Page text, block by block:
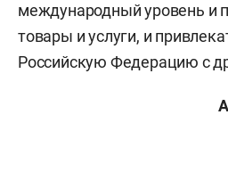
международный уровень и
товары и услуги, и
Российскую Федерацию с